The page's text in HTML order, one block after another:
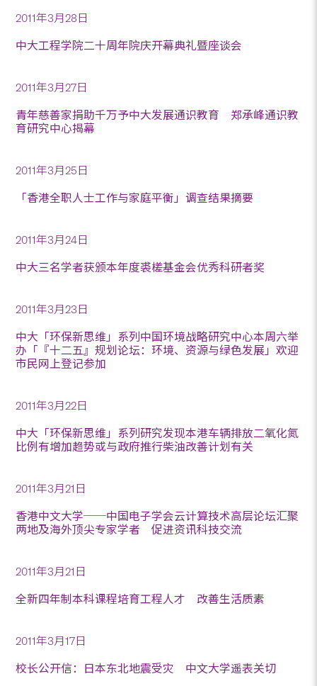
2011年3月28日
中大工程学院二十周年院庆开幕典礼暨座谈会
2011年3月27日
青年慈善家捐助千万予中大发展通识教育 郑承峰通识教
育研究中心揭幕
2011年3月25日
「香港全职人士工作与家庭平衡」调查结果摘要
2011年3月24日
中大三名学者获颁本年度裘槎基金会优秀科研者奖
2011年3月23日
中大「环保新思维」系列中国环境战略研究中心本周六举
办「『十二五』规划论坛：环境、资源与绿色发展」欢迎
市民网上登记参加
2011年3月22日
中大「环保新思维」系列研究发现本港车辆排放二氧化氮
比例有增加趋势或与政府推行柴油改善计划有关
2011年3月21日
香港中文大学──中国电子学会云计算技术高层论坛汇聚
两地及海外顶尖专家学者 促进资讯科技交流
2011年3月21日
全新四年制本科课程培育工程人才 改善生活质素
2011年3月17日
校长公开信：日本东北地震受灾 中文大学遥表关切